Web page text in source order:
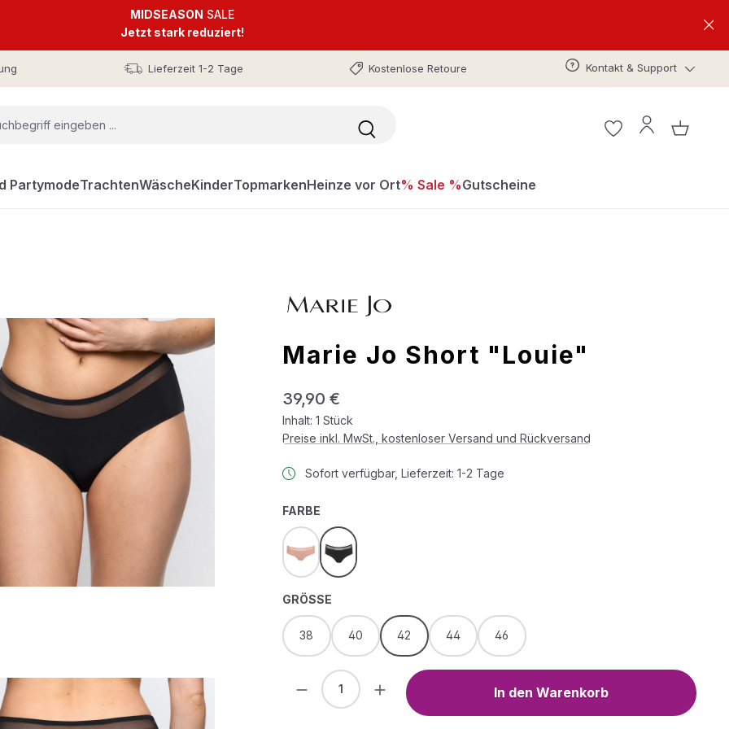
MIDSEASON SALE
Jetzt stark reduziert!
Lieferzeit 1-2 Tage Kostenlose Retoure Kontakt & Support
PartymodeTrachtenWäscheKinderTopmarkenHeinze vor Ort% Sale %Gutscheine
Marie Jo Short "Louie"
Regulärer Preis:
39,90 €
Inhalt: 1 Stück
Preise inkl. MwSt., kostenloser Versand und Rückversand
Sofort verfügbar, Lieferzeit: 1-2 Tage
FARBEAUSWÄHLEN
powder rose
schwarz
GRÖSSE AUSWÄHLEN
38 40 42 44 46
Produkt Anzahl: Gib den gewünschten Wert
In den Warenkorb